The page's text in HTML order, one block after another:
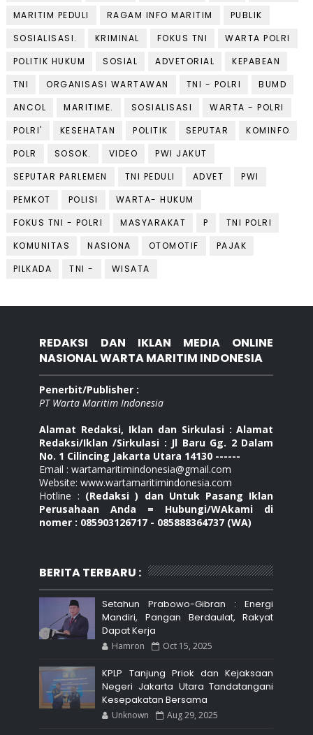
MARITIM PEDULI
RAGAM INFO MARITIM
PUBLIK
SOSIALISASI.
KRIMINAL FOKUS TNI
WARTA POLRI
POLITIK HUKUM
SOSIAL ADVETORIAL
KEPABEAN
TNI
ORGANISASI WARTAWAN TNI - POLRI
BUMD
ANCOL
MARITIME. SOSIALISASI
WARTA - POLRI
POLRI'
KESEHATAN POLITIK SEPUTAR
KOMINFO
POLR
SOSOK. VIDEO
PWI JAKUT
SEPUTAR PARLEMEN
TNI PEDULI ADVET
PWI
PEMKOT
POLISI
WARTA- HUKUM
FOKUS TNI - POLRI
MASYARAKAT P
TNI POLRI
KOMUNITAS
NASIONA OTOMOTIF
PAJAK
PILKADA
TNI - WISATA
REDAKSI DAN IKLAN MEDIA ONLINE
NASIONAL WARTA MARITIM INDONESIA
Penerbit/Publisher :
PT Warta Maritim Indonesia
Alamat Redaksi, Iklan dan Sirkulasi : Alamat
Redaksi/Iklan /Sirkulasi : Jl Baru Gg. 2 Dalam
No. 1 Cilincing Jakarta Utara 14130 ------
Email : wartamaritimindonesia@gmail.com
Website: www.wartamaritimindonesia.com
Hotline : (Redaksi ) dan Untuk Pasang Iklan
Perusahaan Anda = Hubungi/WAkami di
nomer : 085903126717 - 085888364737 (WA)
BERITA TERBARU :
Setahun Prabowo-Gibran : Energi
Mandiri, Pangan Berdaulat, Rakyat
Dapat Kerja
Hamron Oct 15, 2025
KPLP Tanjung Priok dan Kejaksaan
Negeri Jakarta Utara Tandatangani
Kesepakatan Bersama
Unknown Aug 29, 2025